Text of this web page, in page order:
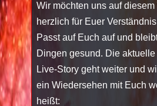
Wir möchten uns auf diesem
herzlich für Euer
Passt auf Euch auf und
Dingen gesund. Die
Live-Story geht weiter und
ein Wiedersehen mit Euch
heißt: